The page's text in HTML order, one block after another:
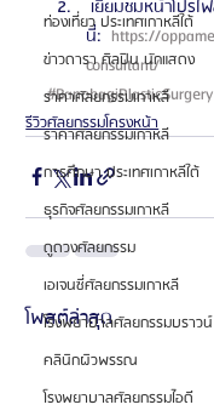
ท่องเที่ยว ประเทศเกาหลีใต้
ข่าวดารา ศิลปิน นักแสดง
ราคาศัลยกรรมเกาหลี
ราคาศัลยกรรมเกาหลี
การศึกษา ประเทศเกาหลีใต้
ธุรกิจศัลยกรรมเกาหลี
ดูดวงศัลยกรรม
เอเจนซี่ศัลยกรรมเกาหลี
โรงพยาบาลศัลยกรรมบราวน์
คลินิกผิวพรรณ
โรงพยาบาลศัลยกรรมไอดี
นี่: https://
consultant/
#BanobagiPlasticSurgery
รีวิวศัลยกรรมโครงหน้า
โพสต์ล่าสุด